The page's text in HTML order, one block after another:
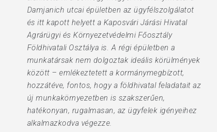
Damjanich utcai épületben az ügyfélszolgálatot
és itt kapott helyett a Kaposvári Járási Hivatal
Agrárügyi és Környezetvédelmi Főosztály
Földhivatali Osztálya is. A régi épületben a
munkatársak nem dolgoztak ideális körülmények
között – emlékeztetett a kormánymegbízott,
hozzátéve, fontos, hogy a földhivatal feladatait az
új munkakörnyezetben is szakszerűen,
hatékonyan, rugalmasan, az ügyfelek igényeihez
alkalmazkodva végezze.